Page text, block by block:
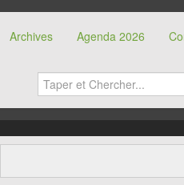
Archives Agenda 2026